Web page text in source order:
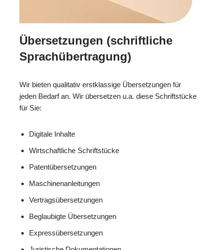
Übersetzungen (schriftliche
Sprachübertragung)
Wir bieten qualitativ erstklassige Übersetzungen für
jeden Bedarf an. Wir übersetzen u.a. diese Schriftstücke
für Sie:
Digitale Inhalte
Wirtschaftliche Schriftstücke
Patentübersetzungen
Maschinenanleitungen
Vertragsübersetzungen
Beglaubigte Übersetzungen
Expressübersetzungen